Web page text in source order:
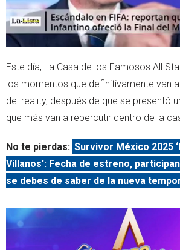
Este día, La Casa de los Famosos All
los momentos que definitivamente van
del reality, después de que se presentó
que más van a repercutir dentro de la
No te pierdas: Survivor México 2025
Villanos': Fecha de estreno,
se debes de saber de la nueva